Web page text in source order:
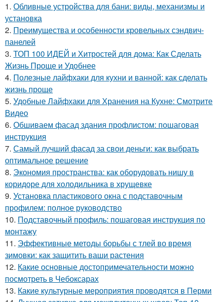
1. Обливные устройства для бани: виды, механизмы и
установка
2. Преимущества и особенности кровельных сэндвич-
панелей
3. ТОП 100 ИДЕЙ и Хитростей для дома: Как Сделать
Жизнь Проще и Удобнее
4. Полезные лайфхаки для кухни и ванной: как сделать
жизнь проще
5. Удобные Лайфхаки для Хранения на Кухне: Смотрите
Видео
6. Обшиваем фасад здания профлистом: пошаговая
инструкция
7. Самый лучший фасад за свои деньги: как выбрать
оптимальное решение
8. Экономия пространства: как оборудовать нишу в
коридоре для холодильника в хрущевке
9. Установка пластикового окна с подставочным
профилем: полное руководство
10. Подставочный профиль: пошаговая инструкция по
монтажу
11. Эффективные методы борьбы с тлей во время
зимовки: как защитить ваши растения
12. Какие основные достопримечательности можно
посмотреть в Чебоксарах
13. Какие культурные мероприятия проводятся в Перми